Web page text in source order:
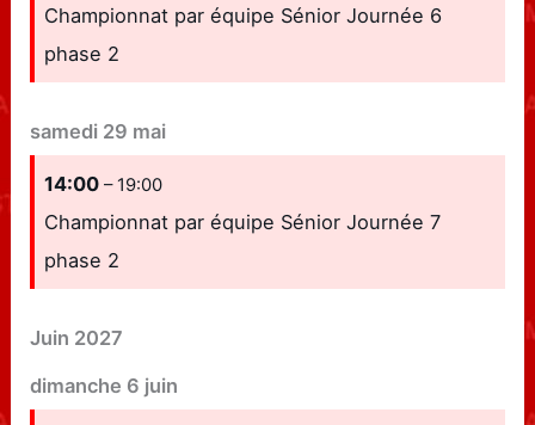
Championnat par équipe Sénior Journée 6
phase 2
samedi 29 mai
14:00– 19:00
Championnat par équipe Sénior Journée 7
phase 2
Juin 2027
dimanche 6 juin